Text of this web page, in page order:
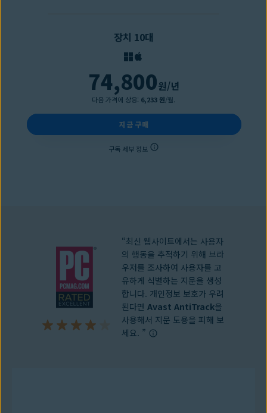
장치 10대
74,800원/년
다음 가격에 상응: 6,233 원/월.
지금 구매
구독 세부 정보
“최신 웹사이트에서는 사용자
의 행동을 추적하기 위해 브라
우저를 조사하여 사용자를 고
유하게 식별하는 지문을 생성
합니다. 개인정보 보호가 우려
된다면 Avast AntiTrack을
사용해서 지문 도용을 피해 보
세요. ”